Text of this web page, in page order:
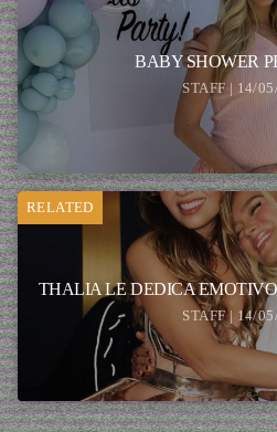
BABY SHOWER
STAFF | 14/
RELATED
THALIA LE DEDICA
STAFF | 14/